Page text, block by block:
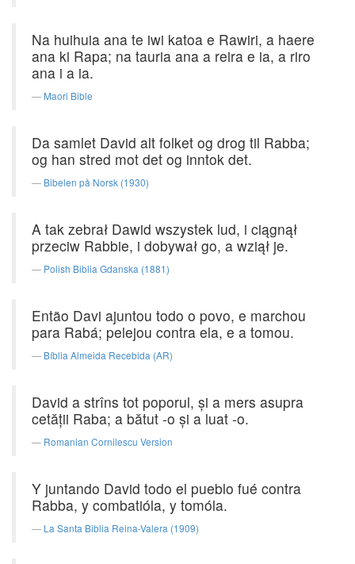
Na huihuia ana te iwi katoa e Rawiri, a haere
ana ki Rapa; na tauria ana a reira e ia, a riro
ana i a ia.
Maori Bible
Da samlet David alt folket og drog til Rabba;
og han stred mot det og inntok det.
Bibelen på Norsk (1930)
A tak zebrał Dawid wszystek lud, i ciągnął
przeciw Rabbie, i dobywał go, a wziął je.
Polish Biblia Gdanska (1881)
Então Davi ajuntou todo o povo, e marchou
para Rabá; pelejou contra ela, e a tomou.
Bíblia Almeida Recebida (AR)
David a strîns tot poporul, şi a mers asupra
cetăţii Raba; a bătut -o şi a luat -o.
Romanian Cornilescu Version
Y juntando David todo el pueblo fué contra
Rabba, y combatióla, y tomóla.
La Santa Biblia Reina-Valera (1909)